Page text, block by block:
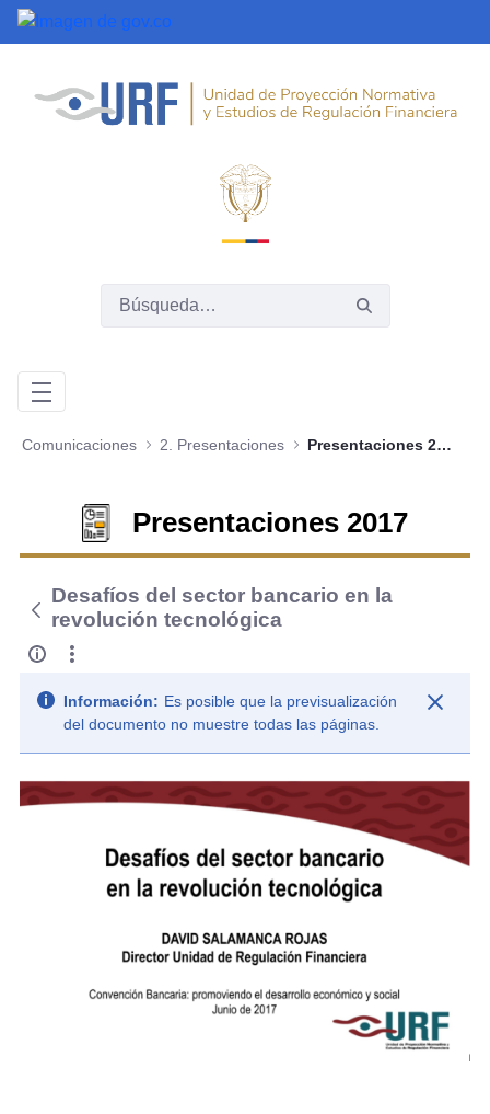
Saltar al contenido principal
Comunicaciones 2. Presentaciones Presentaciones 2017
Presentaciones 2017
Desafíos del sector bancario en la
revolución tecnológica
Información: Es posible que la previsualización
del documento no muestre todas las páginas.